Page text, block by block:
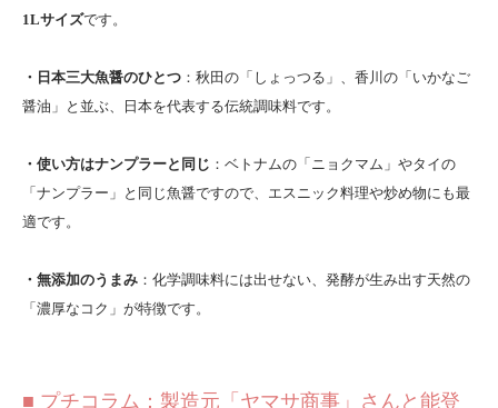
1Lサイズです。
・日本三大魚醤のひとつ ：秋田の「しょっつる」、香川の「いかなご
醤油」と並ぶ、日本を代表する伝統調味料です。
・使い方はナンプラーと同じ ：ベトナムの「ニョクマム」やタイの
「ナンプラー」と同じ魚醤ですので、エスニック料理や炒め物にも最
適です。
・無添加のうまみ ：化学調味料には出せない、発酵が生み出す天然の
「濃厚なコク」が特徴です。
■ プチコラム：製造元「ヤマサ商事」さんと能登